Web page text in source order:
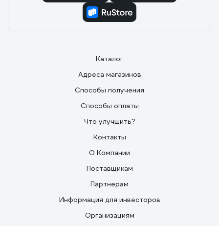
Каталог
Адреса магазинов
Способы получения
Способы оплаты
Что улучшить?
Контакты
О Компании
Поставщикам
Партнерам
Информация для инвесторов
Организациям